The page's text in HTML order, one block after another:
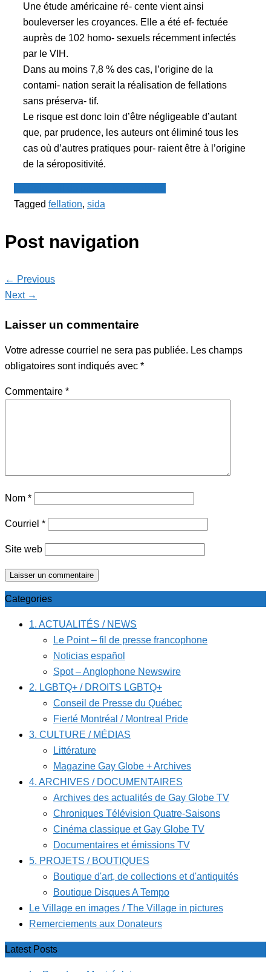
Une étude américaine ré- cente vient ainsi
bouleverser les croyances. Elle a été ef- fectuée
auprès de 102 homo- sexuels récemment infectés
par le VIH.
Dans au moins 7,8 % des cas, l’origine de la
contami- nation serait la réalisation de fellations
sans préserva- tif.
Le risque est donc loin d’être négligeable d’autant
que, par prudence, les auteurs ont éliminé tous les
cas où d’autres pratiques pour- raient être à l’origine
de la séropositivité.
Tagged fellation, sida
Post navigation
← Previous
Next →
Laisser un commentaire
Votre adresse courriel ne sera pas publiée. Les champs
obligatoires sont indiqués avec *
Commentaire *
Nom *
Courriel *
Site web
Categories
1. ACTUALITÉS / NEWS
Le Point – fil de presse francophone
Noticias español
Spot – Anglophone Newswire
2. LGBTQ+ / DROITS LGBTQ+
Conseil de Presse du Québec
Fierté Montréal / Montreal Pride
3. CULTURE / MÉDIAS
Littérature
Magazine Gay Globe + Archives
4. ARCHIVES / DOCUMENTAIRES
Archives des actualités de Gay Globe TV
Chroniques Télévision Quatre-Saisons
Cinéma classique et Gay Globe TV
Documentaires et émissions TV
5. PROJETS / BOUTIQUES
Boutique d'art, de collections et d'antiquités
Boutique Disques A Tempo
Le Village en images / The Village in pictures
Remerciements aux Donateurs
Latest Posts